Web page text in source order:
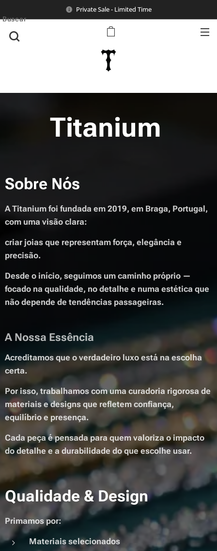
Private Sale - Limited Time
Buscar
Titanium
Sobre Nós
A Titanium foi fundada em 2019, em Braga, Portugal,
com uma visão clara:
criar joias que representam força, elegância e
precisão.
Desde o início, seguimos um caminho próprio —
focado na qualidade, no detalhe e numa estética que
não depende de tendências passageiras.
A Nossa Essência
Acreditamos que o verdadeiro luxo está na escolha
certa.
Por isso, trabalhamos com uma curadoria rigorosa de
materiais e designs que refletem confiança,
equilíbrio e presença.
Cada peça é pensada para quem valoriza o impacto
do detalhe e a durabilidade do que escolhe usar.
Qualidade & Design
Primamos por:
Materiais selecionados